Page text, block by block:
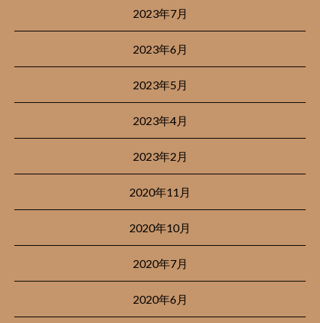
2023年7月
2023年6月
2023年5月
2023年4月
2023年2月
2020年11月
2020年10月
2020年7月
2020年6月